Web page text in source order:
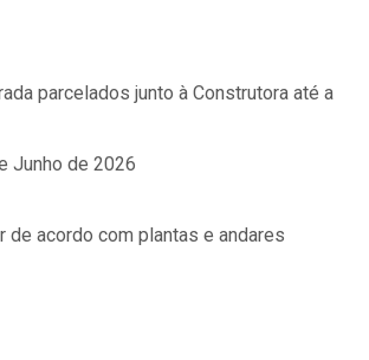
parcelados junto à Construtora até a
Junho de 2026
de acordo com plantas e andares